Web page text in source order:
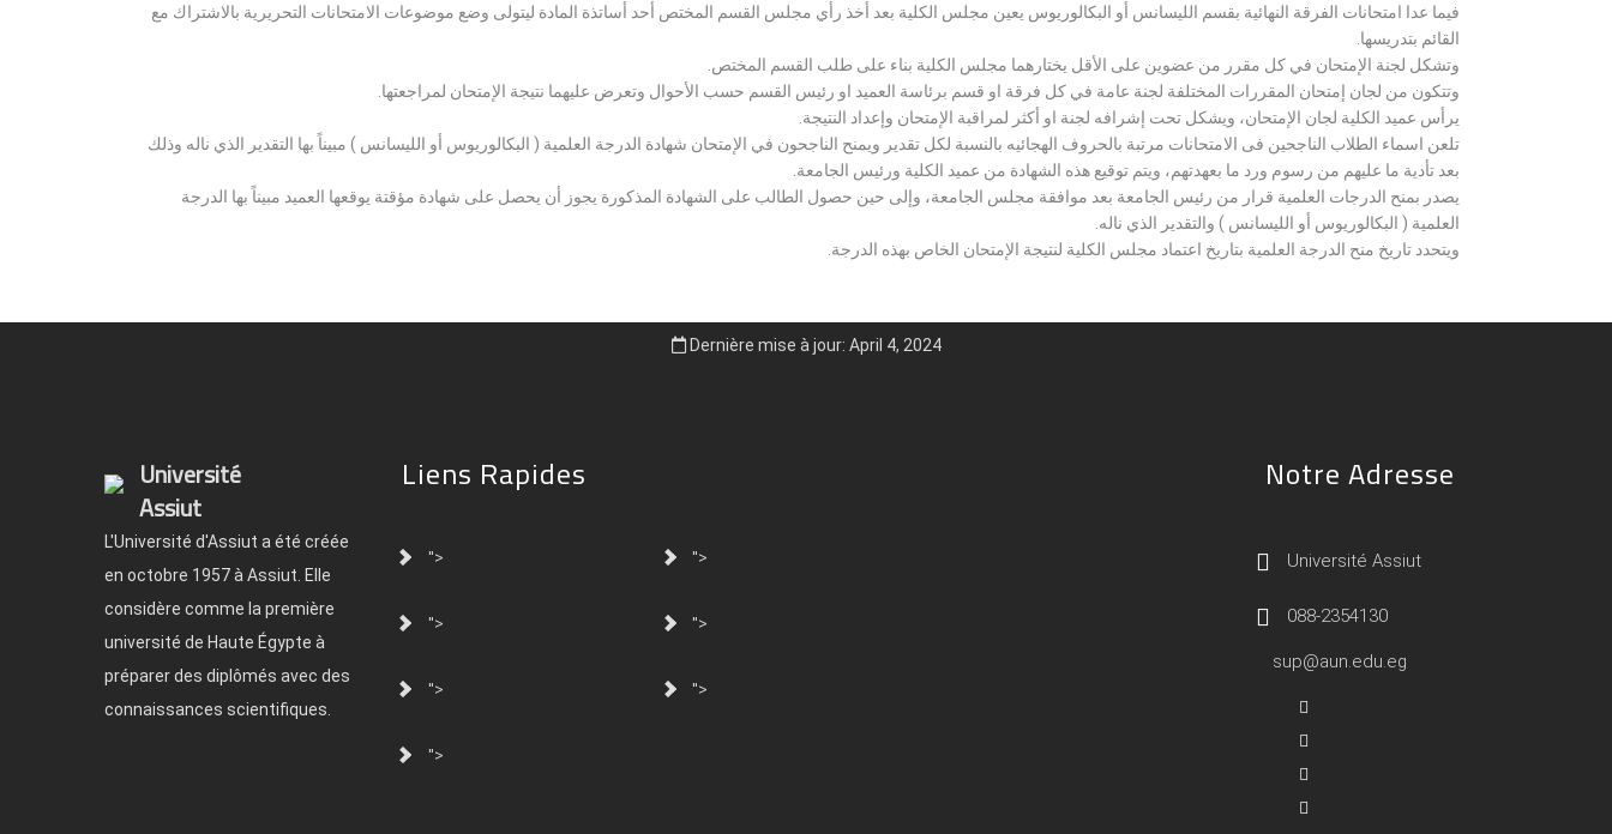
فيما عدا امتحانات الفرقة النهائية بقسم الليسانس أو البكالوريوس يعين مجلس الكلية بعد أخذ رأي مجلس القسم المختص أحد أساتذة المادة ليتولى وضع موضوعات الامتحانات التحريرية بالاشتراك مع
القائم بتدريسها.
وتشكل لجنة الإمتحان في كل مقرر من عضوين على الأقل يختارهما مجلس الكلية بناء على طلب القسم المختص.
وتتكون من لجان إمتحان المقررات المختلفة لجنة عامة في كل فرقة او قسم برئاسة العميد او رئيس القسم حسب الأحوال وتعرض عليهما نتيجة الإمتحان لمراجعتها.
يرأس عميد الكلية لجان الإمتحان، ويشكل تحت إشرافه لجنة او أكثر لمراقبة الإمتحان وإعداد النتيجة.
تلعن اسماء الطلاب الناجحين فى الامتحانات مرتبة بالحروف الهجائيه بالنسبة لكل تقدير ويمنح الناجحون في الإمتحان شهادة الدرجة العلمية ( البكالوريوس أو الليسانس ) مبيناً بها التقدير الذي ناله وذلك
بعد تأدية ما عليهم من رسوم ورد ما بعهدتهم، ويتم توقيع هذه الشهادة من عميد الكلية ورئيس الجامعة.
يصدر بمنح الدرجات العلمية قرار من رئيس الجامعة بعد موافقة مجلس الجامعة، وإلى حين حصول الطالب على الشهادة المذكورة يجوز أن يحصل على شهادة مؤقتة يوقعها العميد مبيناً بها الدرجة
العلمية ( البكالوريوس أو الليسانس ) والتقدير الذي ناله.
ويتحدد تاريخ منح الدرجة العلمية بتاريخ اعتماد مجلس الكلية لنتيجة الإمتحان الخاص بهذه الدرجة.
Dernière mise à jour: April 4, 2024
Université
Assiut
L'Université d'Assiut a été créée
en octobre 1957 à Assiut. Elle
considère comme la première
université de Haute Égypte à
préparer des diplômés avec des
connaissances scientifiques.
Liens Rapides
"> ">
"> ">
"> ">
">
Notre Adresse
Université Assiut
088-2354130
sup@aun.edu.eg